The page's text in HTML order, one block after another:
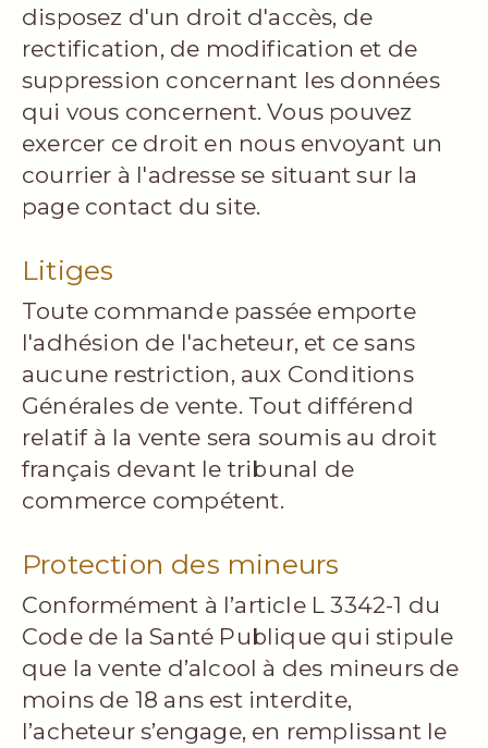
disposez d'un droit d'accès, de
rectification, de modification et de
suppression concernant les données
qui vous concernent. Vous pouvez
exercer ce droit en nous envoyant un
courrier à l'adresse se situant sur la
page contact du site.
Litiges
Toute commande passée emporte
l'adhésion de l'acheteur, et ce sans
aucune restriction, aux Conditions
Générales de vente. Tout différend
relatif à la vente sera soumis au droit
français devant le tribunal de
commerce compétent.
Protection des mineurs
Conformément à l’article L 3342-1 du
Code de la Santé Publique qui stipule
que la vente d’alcool à des mineurs de
moins de 18 ans est interdite,
l’acheteur s’engage, en remplissant le